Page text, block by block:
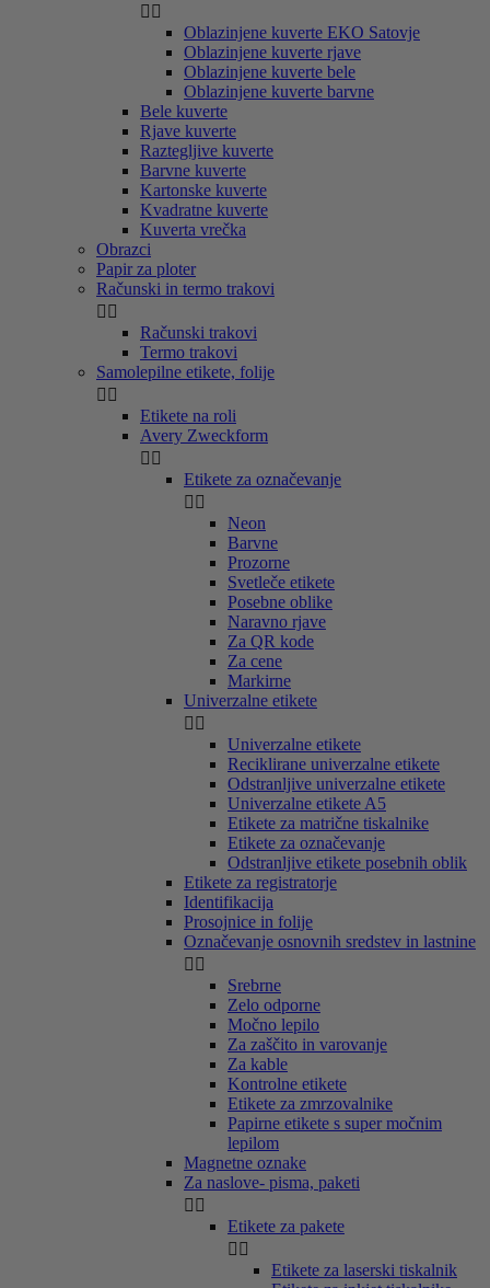
 
Oblazinjene kuverte EKO Satovje
Oblazinjene kuverte rjave
Oblazinjene kuverte bele
Oblazinjene kuverte barvne
Bele kuverte
Rjave kuverte
Raztegljive kuverte
Barvne kuverte
Kartonske kuverte
Kvadratne kuverte
Kuverta vrečka
Obrazci
Papir za ploter
Računski in termo trakovi
 
Računski trakovi
Termo trakovi
Samolepilne etikete, folije
 
Etikete na roli
Avery Zweckform
 
Etikete za označevanje
 
Neon
Barvne
Prozorne
Svetleče etikete
Posebne oblike
Naravno rjave
Za QR kode
Za cene
Markirne
Univerzalne etikete
 
Univerzalne etikete
Reciklirane univerzalne etikete
Odstranljive univerzalne etikete
Univerzalne etikete A5
Etikete za matrične tiskalnike
Etikete za označevanje
Odstranljive etikete posebnih oblik
Etikete za registratorje
Identifikacija
Prosojnice in folije
Označevanje osnovnih sredstev in lastnine
 
Srebrne
Zelo odporne
Močno lepilo
Za zaščito in varovanje
Za kable
Kontrolne etikete
Etikete za zmrzovalnike
Papirne etikete s super močnim
lepilom
Magnetne oznake
Za naslove- pisma, paketi
 
Etikete za pakete
 
Etikete za laserski tiskalnik